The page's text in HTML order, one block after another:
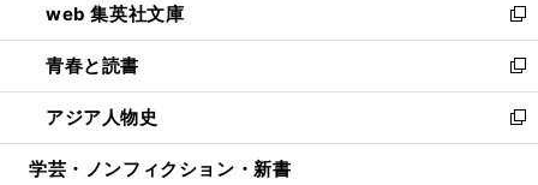
ド
ウ
で
開
く
ィ
ン
ド
ウ
で
開
い
ウ
ィ
ン
ド
ウ
web 集英社文庫
新
し
い
ウ
ィ
ン
青春と読書
新
し
い
ウ
アジア人物史
新
し
学芸・ノンフィクション・新書